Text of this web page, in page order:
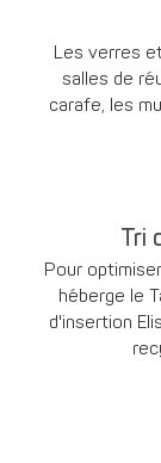
Les verres
salles de
carafe, les
Tri
Pour
héberge le
d'insertion